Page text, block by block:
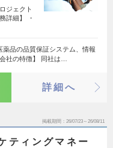
ジェクト
詳細】 ・
薬品の品質保証システム、情報
社の特徴】 同社は…
詳細へ
掲載期間 26/07/23～26/08/11
ティングマネー